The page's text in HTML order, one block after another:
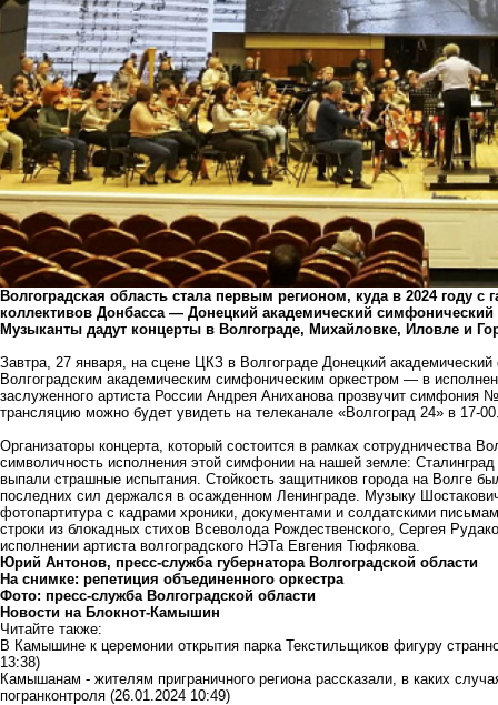
Волгоградская область стала первым регионом, куда в 2024 году
коллективов Донбасса — Донецкий академический
Музыканты дадут концерты в Волгограде, Михайловке, Иловле и
Завтра, 27 января, на сцене ЦКЗ в Волгограде Донецкий
Волгоградским академическим симфоническим оркестром — в
заслуженного артиста России Андрея Аниханова прозвучит
трансляцию можно будет увидеть на телеканале «Волгоград 24» в 17-
Организаторы концерта, который состоится в рамках сотрудничества
символичность исполнения этой симфонии на нашей земле:
выпали страшные испытания. Стойкость защитников города на Волге
последних сил держался в осажденном Ленинграде. Музыку
фотопартитура с кадрами хроники, документами и солдатскими
строки из блокадных стихов Всеволода Рождественского, Сергея
исполнении артиста волгоградского НЭТа Евгения Тюфякова.
Юрий Антонов, пресс-служба губернатора Волгоградской области
На снимке: репетиция объединенного оркестра
Фото: пресс-служба Волгоградской области
Новости на Блoкнoт-Камышин
Читайте также:
В Камышине к церемонии открытия парка Текстильщиков фигуру
13:38)
Камышанам - жителям приграничного региона рассказали, в каких
погранконтроля (26.01.2024 10:49)